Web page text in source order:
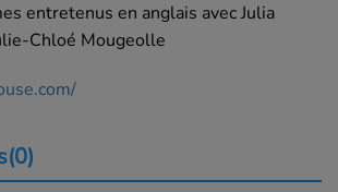
entretenus en anglais avec Julia
Chloé Mougeolle